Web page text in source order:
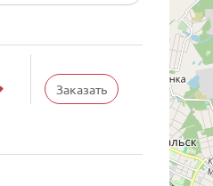
Заказать